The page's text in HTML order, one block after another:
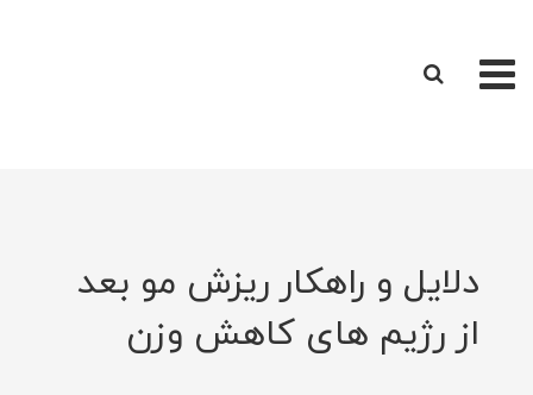
دستگاه های لاغری موضعی
دلایل و راهکار ریزش مو بعد
از رژیم های کاهش وزن